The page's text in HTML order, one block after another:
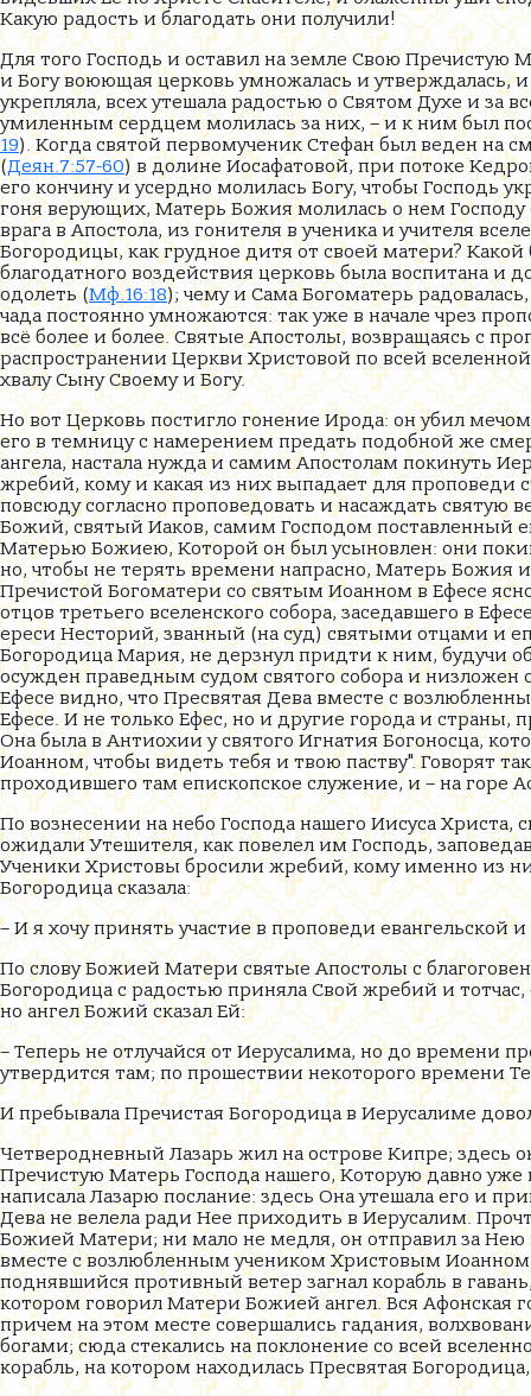
Какую радость и благодать они получили!
Для того Господь и оставил на земле Свою
и Богу воюющая церковь умножалась и утверждалась,
укрепляла, всех утешала радостью о Святом Духе и
умиленным сердцем молилась за них, – и к ним был
19). Когда святой первомученик Стефан был веден на
(Деян.7:57-60) в долине Иосафатовой, при потоке
его кончину и усердно молилась Богу, чтобы Господь
гоня верующих, Матерь Божия молилась о нем Господу
врага в Апостола, из гонителя в ученика и учителя
Богородицы, как грудное дитя от своей матери? Какой
благодатного воздействия церковь была воспитана и
одолеть (Мф.16:18); чему и Сама Богоматерь
чада постоянно умножаются: так уже в начале чрез
всё более и более. Святые Апостолы, возвращаясь с
распространении Церкви Христовой по всей
хвалу Сыну Своему и Богу.
Но вот Церковь постигло гонение Ирода: он убил
его в темницу с намерением предать подобной же
ангела, настала нужда и самим Апостолам покинуть
жребий, кому и какая из них выпадает для проповеди
повсюду согласно проповедовать и насаждать святую
Божий, святый Иаков, самим Господом поставленный
Матерью Божиею, Которой он был усыновлен: они
но, чтобы не терять времени напрасно, Матерь Божия
Пречистой Богоматери со святым Иоанном в Ефесе
отцов третьего вселенского собора, заседавшего в
ереси Несторий, званный (на суд) святыми отцами и
Богородица Мария, не дерзнул придти к ним, будучи
осужден праведным судом святого собора и низложен
Ефесе видно, что Пресвятая Дева вместе с
Ефесе. И не только Ефес, но и другие города и
Она была в Антиохии у святого Игнатия Богоносца,
Иоанном, чтобы видеть тебя и твою паству". Говорят
проходившего там епископское служение, и – на горе
По вознесении на небо Господа нашего Иисуса
ожидали Утешителя, как повелел им Господь,
Ученики Христовы бросили жребий, кому именно из
Богородица сказала:
– И я хочу принять участие в проповеди
По слову Божией Матери святые Апостолы с
Богородица с радостью приняла Свой жребий и
но ангел Божий сказал Ей:
– Теперь не отлучайся от Иерусалима, но до времени
утвердится там; по прошествии некоторого времени
И пребывала Пречистая Богородица в Иерусалиме
Четверодневный Лазарь жил на острове Кипре; здесь
Пречистую Матерь Господа нашего, Которую давно
написала Лазарю послание: здесь Она утешала его и
Дева не велела ради Нее приходить в Иерусалим.
Божией Матери; ни мало не медля, он отправил за Нею
вместе с возлюбленным учеником Христовым
поднявшийся противный ветер загнал корабль в
котором говорил Матери Божией ангел. Вся Афонская
причем на этом месте совершались гадания,
богами; сюда стекались на поклонение со всей
корабль, на котором находилась Пресвятая